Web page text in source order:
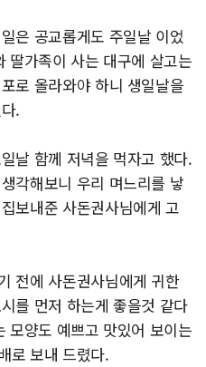
은 공교롭게도 주일날 이었
딸가족이 사는 대구에 살고는
로 올라와야 하니 생일날을
.
날 함께 저녁을 먹자고 했다.
각해보니 우리 며느리를 낳
보내준 사돈권사님에게 고
전에 사돈권사님에게 귀한
를 먼저 하는게 좋을것 같다
모양도 예쁘고 맛있어 보이는
로 보내 드렸다.